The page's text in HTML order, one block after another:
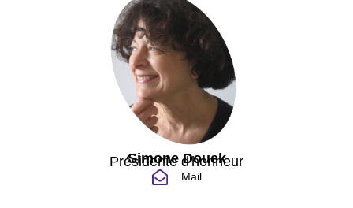
Simone Douek
Présidente d'honneur
Mail